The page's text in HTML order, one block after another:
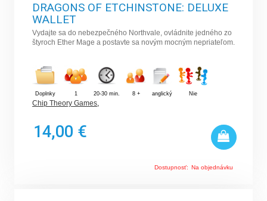
DRAGONS OF ETCHINSTONE: DELUXE
WALLET
Vydajte sa do nebezpečného Northvale, ovládnite jedného zo
štyroch Ether Mage a postavte sa novým mocným nepriateľom.
Doplnky 1 20-30 min. 8 + anglický Nie
Chip Theory Games,
14,00 €
Dostupnosť: Na objednávku